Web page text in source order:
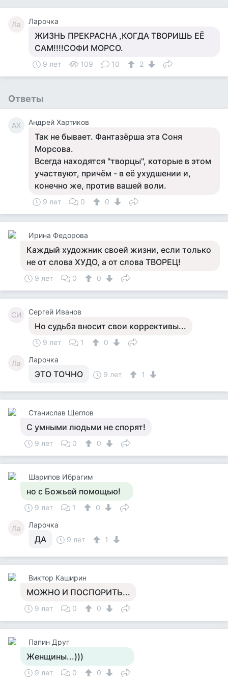
Ла Ларочка
ЖИЗНЬ ПРЕКРАСНА ,КОГДА ТВОРИШЬ ЕЁ
САМ!!!!СОФИ МОРСО.
9 лет 109 10 2
Ответы
АХ Андрей Хартиков
Так не бывает. Фантазёрша эта Соня
Морсова.
Всегда находятся "творцы", которые в этом
участвуют, причём - в её ухудшении и,
конечно же, против вашей воли.
9 лет 0 0
Ирина Федорова
Каждый художник своей жизни, если только
не от слова ХУДО, а от слова ТВОРЕЦ!
9 лет 0 0
СИ Сергей Иванов
Но судьба вносит свои коррективы...
9 лет 1 0
Ла Ларочка
ЭТО ТОЧНО 9 лет 1
Станислав Щеглов
С умными людьми не спорят!
9 лет 0 0
Шарипов Ибрагим
но с Божьей помощью!
9 лет 1 0
Ла Ларочка
ДА 9 лет 1
Виктор Каширин
МОЖНО И ПОСПОРИТЬ...
9 лет 0 0
Папин Друг
Женщины...)))
9 лет 0 0